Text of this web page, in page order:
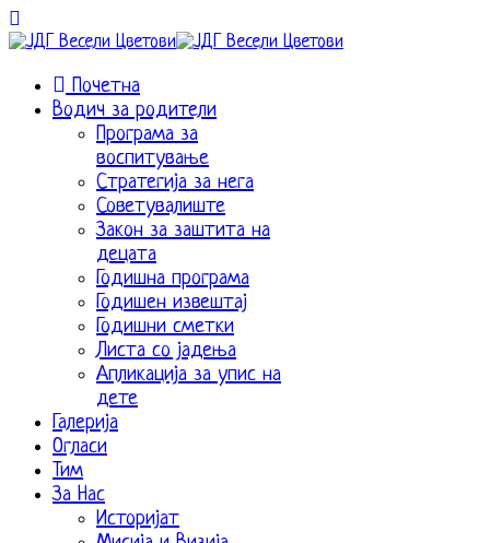
Почетна
Водич за родители
Програма за
воспитување
Стратегија за нега
Советувалиште
Закон за заштита на
децата
Годишна програма
Годишен извештај
Годишни сметки
Листа со јадења
Апликација за упис на
дете
Галерија
Огласи
Тим
За Нас
Историјат